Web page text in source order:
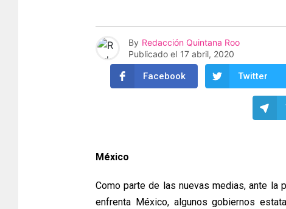
By Redacción Quintana Roo
Publicado el 17 abril, 2020
Facebook Twitter
México
Como parte de las nuevas medias, ante la
enfrenta México, algunos gobiernos